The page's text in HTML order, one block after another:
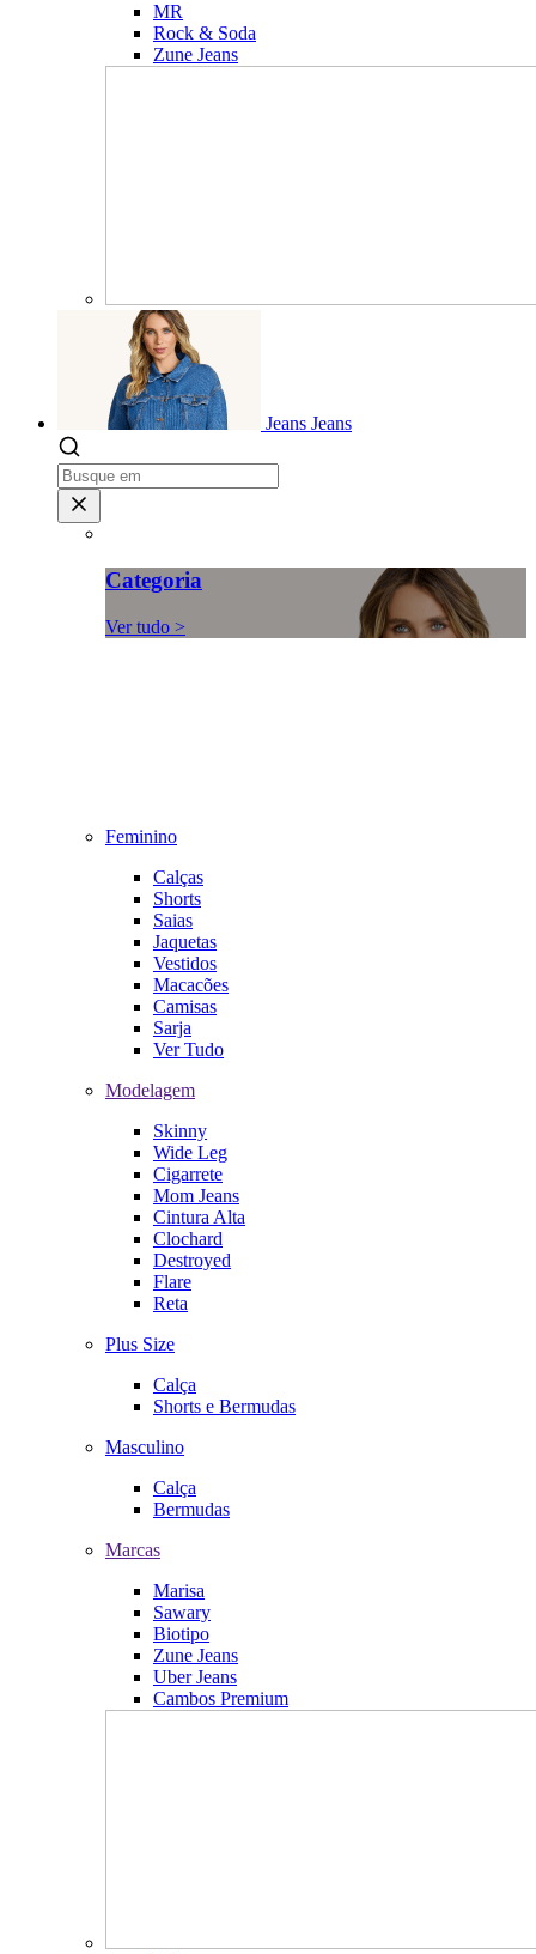
MR
Rock & Soda
Zune Jeans
Jeans Jeans
Categoria
Ver tudo >
Feminino
Calças
Shorts
Saias
Jaquetas
Vestidos
Macacões
Camisas
Sarja
Ver Tudo
Modelagem
Skinny
Wide Leg
Cigarrete
Mom Jeans
Cintura Alta
Clochard
Destroyed
Flare
Reta
Plus Size
Calça
Shorts e Bermudas
Masculino
Calça
Bermudas
Marcas
Marisa
Sawary
Biotipo
Zune Jeans
Uber Jeans
Cambos Premium